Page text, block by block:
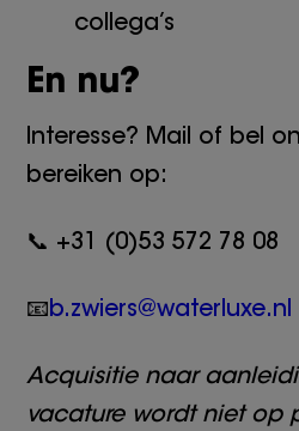
collega’s
En nu?
Interesse? Mail of bel
bereiken op:
📞 +31 (0)53 572 78 08
📧b.zwiers@waterluxe.nl
Acquisitie naar
vacature wordt niet op